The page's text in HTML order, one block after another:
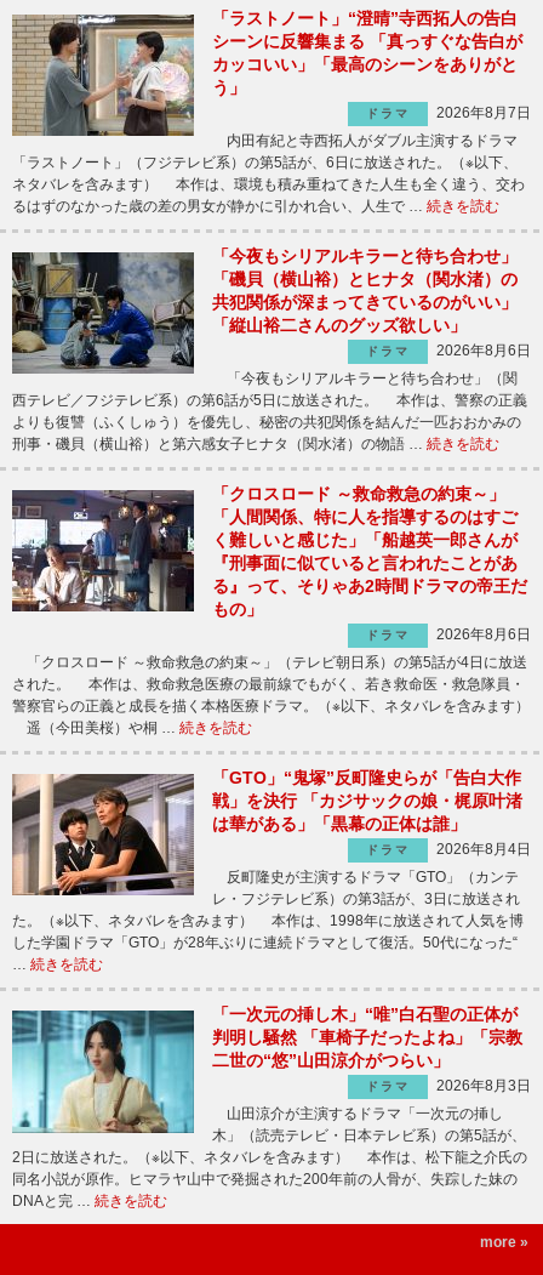
「ラストノート」“澄晴”寺西拓人の告白
シーンに反響集まる 「真っすぐな告白が
カッコいい」「最高のシーンをありがと
う」
ドラマ
2026年8月7日
内田有紀と寺西拓人がダブル主演するドラマ
「ラストノート」（フジテレビ系）の第5話が、6日に放送された。（※以下、
ネタバレを含みます） 本作は、環境も積み重ねてきた人生も全く違う、交わ
るはずのなかった歳の差の男女が静かに引かれ合い、人生で … 続きを読む
「今夜もシリアルキラーと待ち合わせ」
「磯貝（横山裕）とヒナタ（関水渚）の
共犯関係が深まってきているのがいい」
「縦山裕二さんのグッズ欲しい」
ドラマ
2026年8月6日
「今夜もシリアルキラーと待ち合わせ」（関
西テレビ／フジテレビ系）の第6話が5日に放送された。 本作は、警察の正義
よりも復讐（ふくしゅう）を優先し、秘密の共犯関係を結んだ一匹おおかみの
刑事・磯貝（横山裕）と第六感女子ヒナタ（関水渚）の物語 … 続きを読む
「クロスロード ～救命救急の約束～」
「人間関係、特に人を指導するのはすご
く難しいと感じた」「船越英一郎さんが
『刑事面に似ていると言われたことがあ
る』って、そりゃあ2時間ドラマの帝王だ
もの」
ドラマ
2026年8月6日
「クロスロード ～救命救急の約束～」（テレビ朝日系）の第5話が4日に放送
された。 本作は、救命救急医療の最前線でもがく、若き救命医・救急隊員・
警察官らの正義と成長を描く本格医療ドラマ。（※以下、ネタバレを含みます）
遥（今田美桜）や桐 … 続きを読む
「GTO」“鬼塚”反町隆史らが「告白大作
戦」を決行 「カジサックの娘・梶原叶渚
は華がある」「黒幕の正体は誰」
ドラマ
2026年8月4日
反町隆史が主演するドラマ「GTO」（カンテ
レ・フジテレビ系）の第3話が、3日に放送され
た。（※以下、ネタバレを含みます） 本作は、1998年に放送されて人気を博
した学園ドラマ「GTO」が28年ぶりに連続ドラマとして復活。50代になった“
… 続きを読む
「一次元の挿し木」“唯”白石聖の正体が
判明し騒然 「車椅子だったよね」「宗教
二世の“悠”山田涼介がつらい」
ドラマ
2026年8月3日
山田涼介が主演するドラマ「一次元の挿し
木」（読売テレビ・日本テレビ系）の第5話が、
2日に放送された。（※以下、ネタバレを含みます） 本作は、松下龍之介氏の
同名小説が原作。ヒマラヤ山中で発掘された200年前の人骨が、失踪した妹の
DNAと完 … 続きを読む
more »